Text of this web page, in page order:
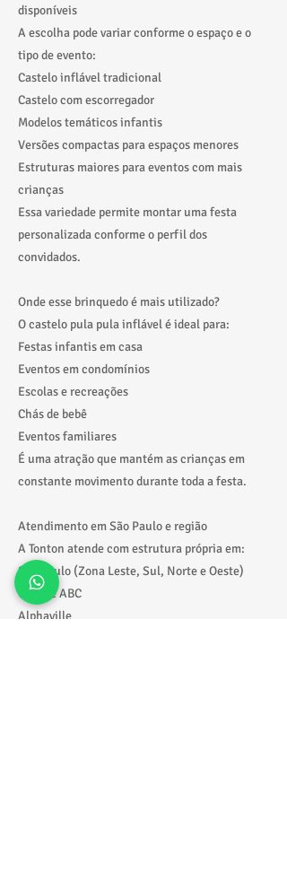
disponíveis
A escolha pode variar conforme o espaço e o
tipo de evento:
Castelo inflável tradicional
Castelo com escorregador
Modelos temáticos infantis
Versões compactas para espaços menores
Estruturas maiores para eventos com mais
crianças
Essa variedade permite montar uma festa
personalizada conforme o perfil dos
convidados.
Onde esse brinquedo é mais utilizado?
O castelo pula pula inflável é ideal para:
Festas infantis em casa
Eventos em condomínios
Escolas e recreações
Chás de bebê
Eventos familiares
É uma atração que mantém as crianças em
constante movimento durante toda a festa.
Atendimento em São Paulo e região
A Tonton atende com estrutura própria em:
São Paulo (Zona Leste, Sul, Norte e Oeste)
Grande ABC
Alphaville